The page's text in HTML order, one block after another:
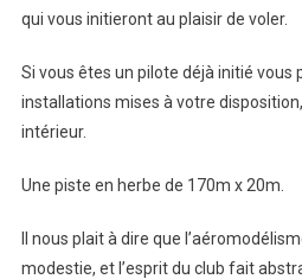
qui vous initieront au plaisir de voler.
Si vous êtes un pilote déjà initié vous
installations mises à votre
intérieur.
Une piste en herbe de 170m x 20m.
Il nous plait à dire que
modestie, et l’esprit du club fait